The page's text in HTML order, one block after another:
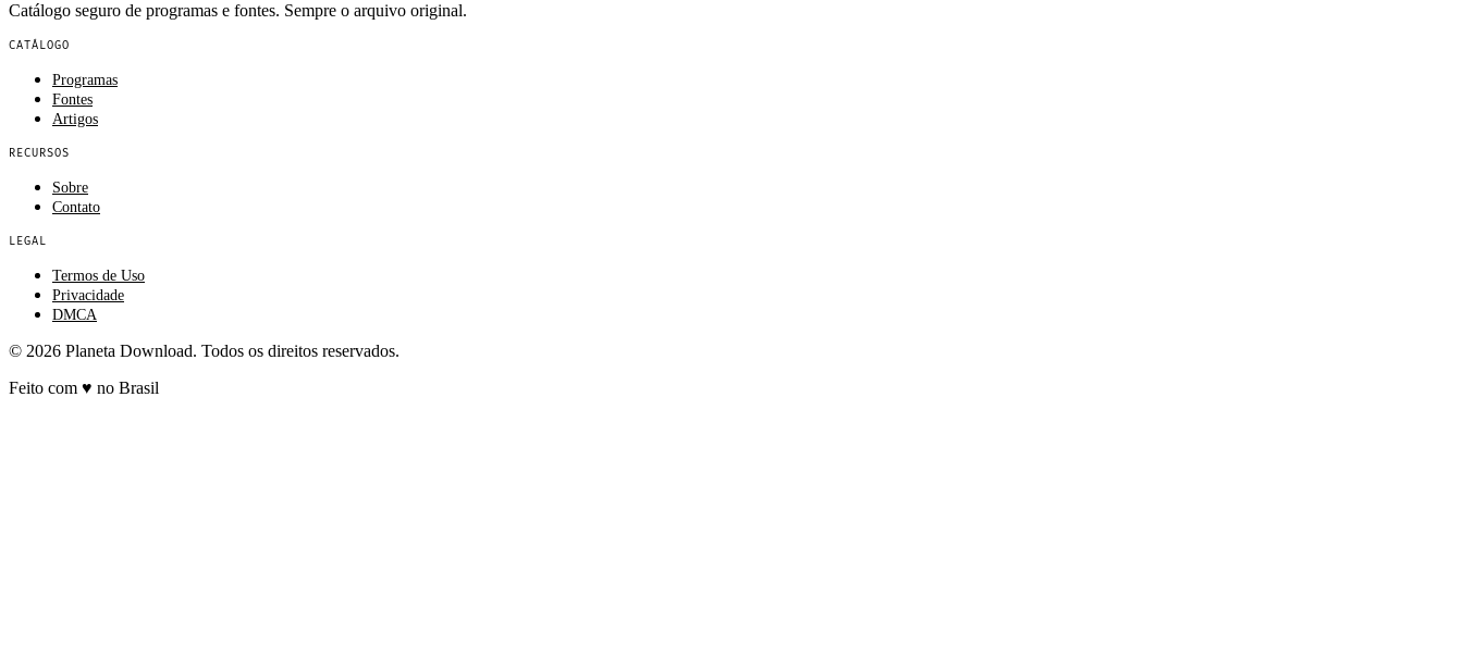
Catálogo seguro de programas e fontes. Sempre o arquivo original.
CATÁLOGO
Programas
Fontes
Artigos
RECURSOS
Sobre
Contato
LEGAL
Termos de Uso
Privacidade
DMCA
© 2026 Planeta Download. Todos os direitos reservados.
Feito com ♥ no Brasil